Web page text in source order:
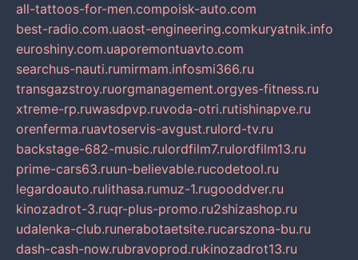
all-tattoos-for-men.compoisk-auto.com
best-radio.com.uaost-engineering.comkuryatnik.info
euroshiny.com.uaporemontuavto.com
searchus-nauti.rumirmam.infosmi366.ru
transgazstroy.ruorgmanagement.orgyes-fitness.ru
xtreme-rp.ruwasdpvp.ruvoda-otri.rutishinapve.ru
orenferma.ruavtoservis-avgust.rulord-tv.ru
backstage-682-music.rulordfilm7.rulordfilm13.ru
prime-cars63.ruun-believable.rucodetool.ru
legardoauto.rulithasa.rumuz-1.rugooddver.ru
kinozadrot-3.ruqr-plus-promo.ru2shizashop.ru
udalenka-club.runerabotaetsite.rucarszona-bu.ru
dash-cash-now.rubravoprod.rukinozadrot13.ru